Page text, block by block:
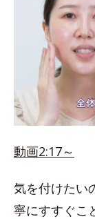
動画2:17～
気を付けたい
寧にすすぐこ